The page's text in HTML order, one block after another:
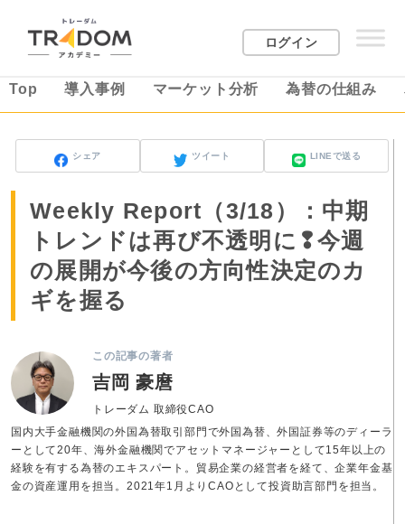
ログイン
Top 導入事例 マーケット分析 為替の仕組み
シェア ツイート LINEで送る
Weekly Report（3/18）：中期
トレンドは再び不透明に❢今週
の展開が今後の方向性決定のカ
ギを握る
この記事の著者
吉岡 豪麿
トレーダム 取締役CAO
国内大手金融機関の外国為替取引部門で外国為替、外国証券等のディーラ
ーとして20年、海外金融機関でアセットマネージャーとして15年以上の
経験を有する為替のエキスパート。貿易企業の経営者を経て、企業年金基
金の資産運用を担当。2021年1月よりCAOとして投資助言部門を担当。